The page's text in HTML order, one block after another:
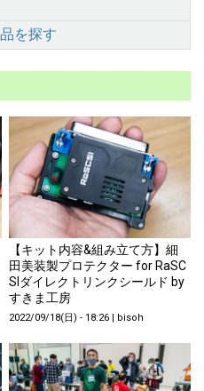
を探す
【キット内容&組み立て方】細
田美装製プロテクター for RaSC
SIダイレクトリンクシールド by
すきま工房
2022/09/18(日) - 18:26 | bisoh